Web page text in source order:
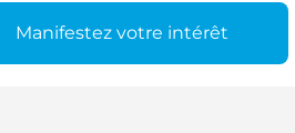
Manifestez votre intérêt